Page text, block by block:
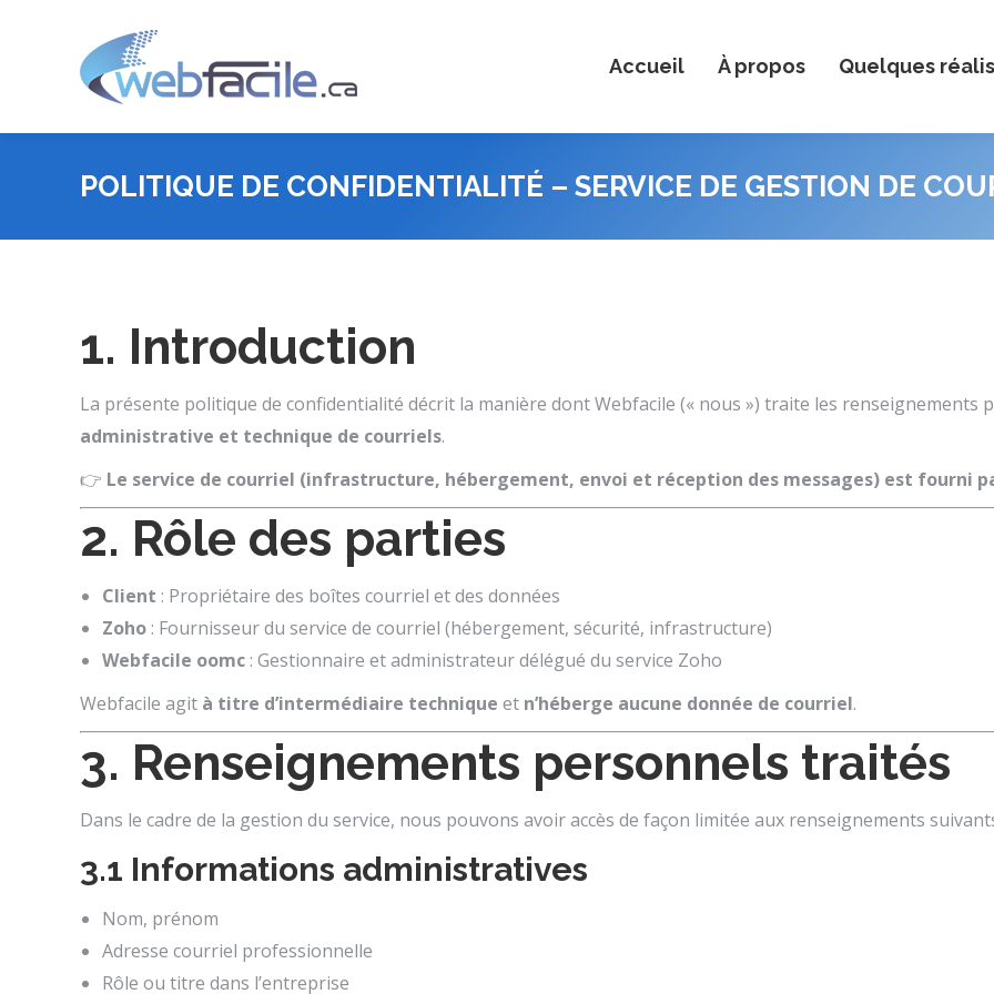
Accueil À propos Quelques
POLITIQUE DE CONFIDENTIALITÉ – SERVICE DE GESTION DE
1. Introduction
La présente politique de confidentialité décrit la manière dont Webfacile (« nous ») traite les renseignements
administrative et technique de courriels.
👉 Le service de courriel (infrastructure, hébergement, envoi et réception des messages) est fourni
2. Rôle des parties
Client : Propriétaire des boîtes courriel et des données
Zoho : Fournisseur du service de courriel (hébergement, sécurité, infrastructure)
Webfacile oomc : Gestionnaire et administrateur délégué du service Zoho
Webfacile agit à titre d’intermédiaire technique et n’héberge aucune donnée de courriel.
3. Renseignements personnels traités
Dans le cadre de la gestion du service, nous pouvons avoir accès de façon limitée aux renseignements
3.1 Informations administratives
Nom, prénom
Adresse courriel professionnelle
Rôle ou titre dans l’entreprise